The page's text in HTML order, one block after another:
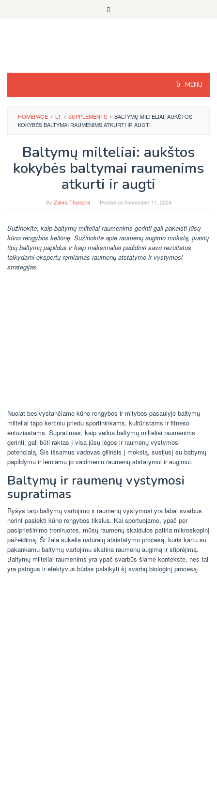
MENU
HOMEPAGE / LT / SUPPLEMENTS / BALTYMŲ MILTELIAI: AUKŠTOS
KOKYBĖS BALTYMAI RAUMENIMS ATKURTI IR AUGTI
Baltymų milteliai: aukštos
kokybės baltymai raumenims
atkurti ir augti
By Zahra Thunzira Posted on November 11, 2024
Sužinokite, kaip baltymų milteliai raumenims gerinti gali pakeisti jūsų
kūno rengybos kelionę. Sužinokite apie raumenų augimo mokslą, įvairių
tipų baltymų papildus ir kaip maksimaliai padidinti savo rezultatus
taikydami ekspertų remiamas raumenų atstatymo ir vystymosi
strategijas.
Nuolat besivystančiame kūno rengybos ir mitybos pasaulyje baltymų
milteliai tapo kertiniu priedu sportininkams, kultūristams ir fitneso
entuziastams. Supratimas, kaip veikia baltymų milteliai raumenims
gerinti, gali būti raktas į visą jūsų jėgos ir raumenų vystymosi
potencialą. Šis išsamus vadovas gilinsis į mokslą, susijusį su baltymų
papildymu ir lemiamu jo vaidmeniu raumenų atstatymui ir augimui.
Baltymų ir raumenų vystymosi
supratimas
Ryšys tarp baltymų vartojimo ir raumenų vystymosi yra labai svarbus
norint pasiekti kūno rengybos tikslus. Kai sportuojame, ypač per
pasipriešinimo treniruotes, mūsų raumenų skaidulos patiria mikroskopinį
pažeidimą. Ši žala sukelia natūralų atsistatymo procesą, kuris kartu su
pakankamu baltymų vartojimu skatina raumenų augimą ir stiprėjimą.
Baltymų milteliai raumenims yra ypač svarbūs šiame kontekste, nes tai
yra patogus ir efektyvus būdas palaikyti šį svarbų biologinį procesą.